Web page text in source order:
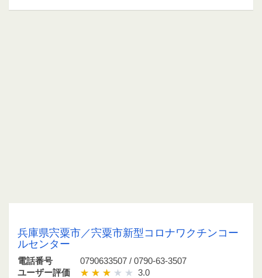
兵庫県宍粟市／宍粟市新型コロナワクチンコー
ルセンター
電話番号
0790633507 / 0790-63-3507
ユーザー評価
3.0